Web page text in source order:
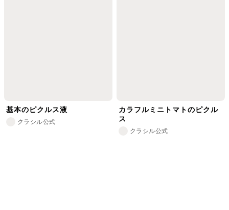
基本のピクルス液
クラシル公式
カラフルミニトマトのピクル
ス
クラシル公式